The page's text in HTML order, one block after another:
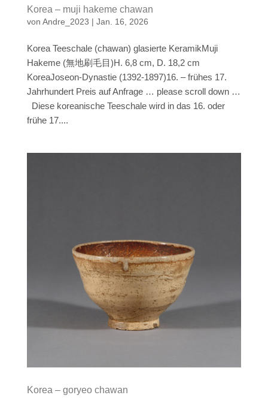
Korea – muji hakeme chawan
von Andre_2023 | Jan. 16, 2026
Korea Teeschale (chawan) glasierte KeramikMuji
Hakeme (無地刷毛目)H. 6,8 cm, D. 18,2 cm
KoreaJoseon-Dynastie (1392-1897)16. – frühes 17.
Jahrhundert Preis auf Anfrage … please scroll down …
Diese koreanische Teeschale wird in das 16. oder
frühe 17....
Korea – goryeo chawan